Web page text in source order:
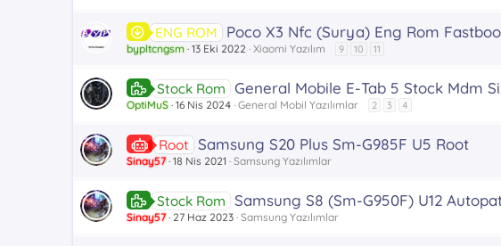
ENG ROM Poco X3 Nfc (Surya) Eng Rom
bypltcngsm 13 Eki 2022 Xiaomi Yazılım 9 10 11
Stock Rom General Mobile E-Tab 5 Stock Mdm
OptiMuS 16 Nis 2024 General Mobil Yazılımlar 2 3 4
Root Samsung S20 Plus Sm-G985F U5 Root
Sinay57 18 Nis 2021 Samsung Yazılımlar
Stock Rom Samsung S8 (Sm-G950F) U12
Sinay57 27 Haz 2023 Samsung Yazılımlar